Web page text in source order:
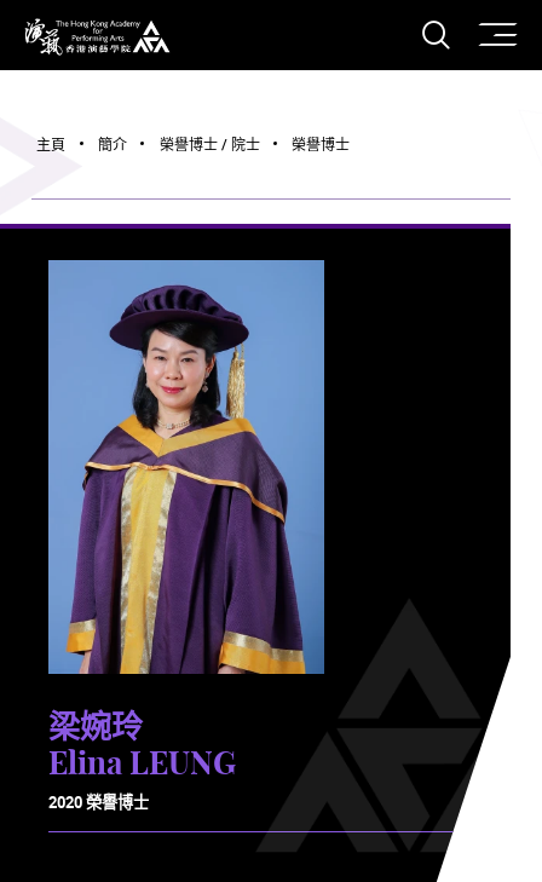
香港演藝學院
打開
主頁 簡介 榮譽博士 / 院士 榮譽博士
梁婉玲
Elina LEUNG
2020 榮譽博士